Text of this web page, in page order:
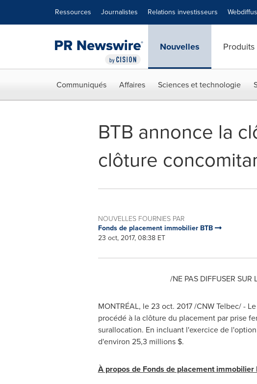
Ressources Journalistes Relations investisseurs
Nouvelles Produits
Communiqués Affaires Sciences et technologie
BTB annonce la
clôture
NOUVELLES FOURNIES PAR
Fonds de placement immobilier BTB
23 oct, 2017, 08:38 ET
/NE PAS DIFFUSER SUR
MONTRÉAL, le 23 oct. 2017 /CNW Telbec/ -
procédé à la clôture du placement par prise
surallocation. En incluant l'exercice de
d'environ 25,3 millions $.
À propos de Fonds de placement immobilier